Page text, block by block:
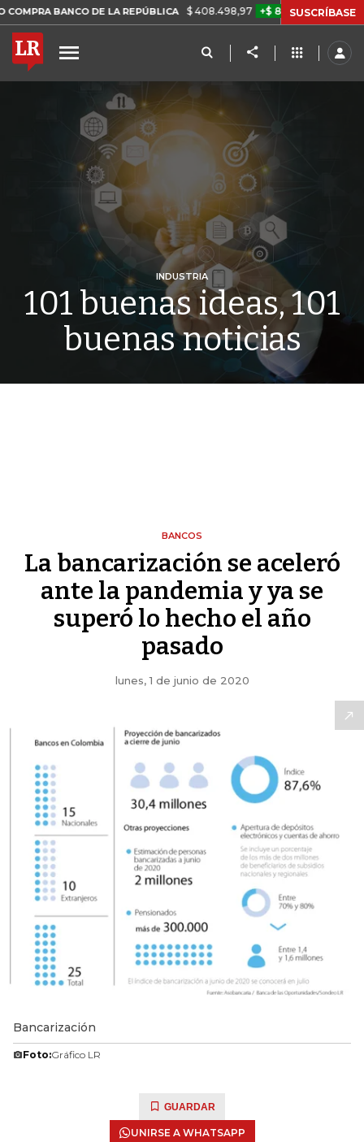
DE LA REPÚBLICA $ 408.498,97 +$ 8.753,81 +2,19% TASA DE
SUSCRÍBASE
INDUSTRIA
101 buenas ideas, 101
buenas noticias
BANCOS
La bancarización se aceleró
ante la pandemia y ya se
superó lo hecho el año
pasado
lunes, 1 de junio de 2020
Bancarización
Foto:Gráfico LR
GUARDAR
UNIRSE A WHATSAPP